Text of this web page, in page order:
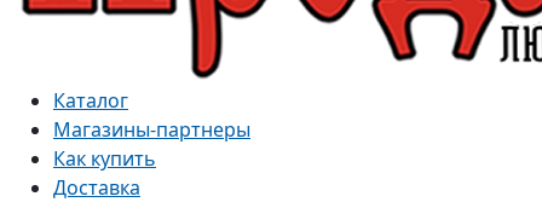
Каталог
Магазины-партнеры
Как купить
Доставка